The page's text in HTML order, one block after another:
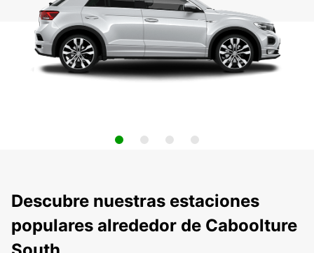
Descubre nuestras estaciones
populares alrededor de Caboolture